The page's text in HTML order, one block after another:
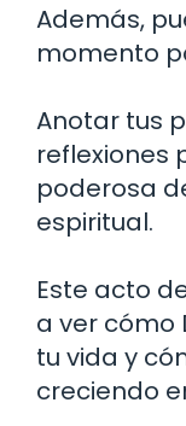
Además,
momento
Anotar tus
reflexiones
poderosa
espiritual.
Este acto
a ver cómo
tu vida y
creciendo